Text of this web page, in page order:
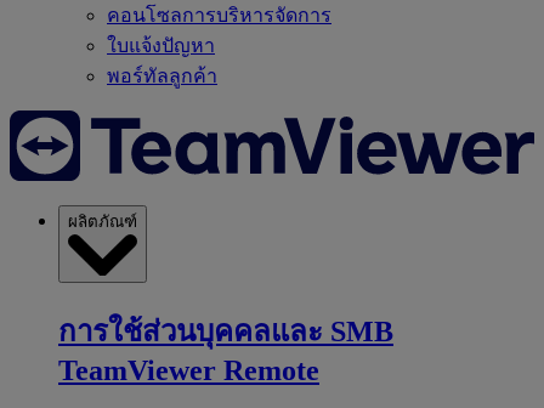
คอนโซลการบริหารจัดการ
ใบแจ้งปัญหา
พอร์ทัลลูกค้า
ผลิตภัณฑ์
การใช้ส่วนบุคคลและ SMB
TeamViewer Remote